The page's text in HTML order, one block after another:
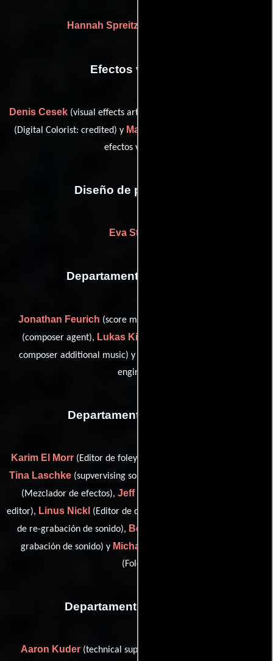
Hannah Spreitzenbarth
Efectos visuales
Denis Cesek (visual effects artist: Der Keller),
(Digital Colorist: credited) y Martin Saechsinger
efectos visuales)
Diseño de producción
Eva Stiebler
Departamento de musica
Jonathan Feurich (score mix engineer),
(composer agent), Lukas Kiedaisch
composer additional music) y
engineer)
Departamento de sonido
Karim El Morr(Editor de foley),
Tina Laschke (supvervising sound editor),
(Mezclador de efectos), Jeff Miley
editor), Linus Nickl (Editor de diálogo),
de re-grabación de sonido), Benjamin A. Rosenkind
grabación de sonido) y Michael Stancyk
(Foley))
Departamento de editorial
Aaron Kuder(technical supervisor imaging),